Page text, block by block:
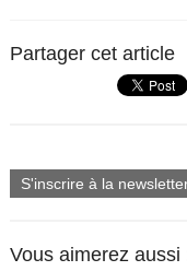
Partager cet article
S'inscrire à la
Vous aimerez aussi